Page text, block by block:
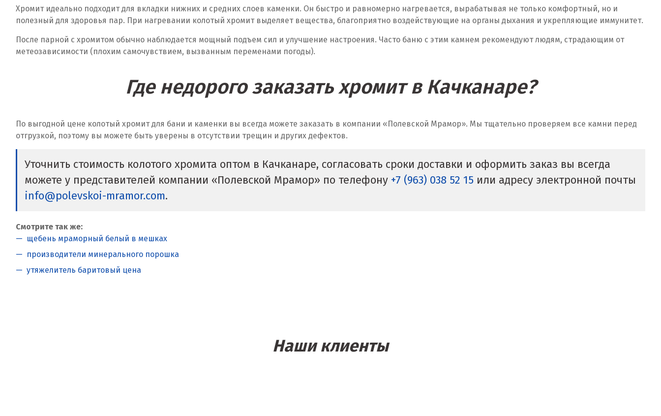
Хромит идеально подходит для вкладки нижних и средних слоев каменки. Он быстро и равномерно нагревается, вырабатывая не только комфортный, но и
полезный для здоровья пар. При нагревании колотый хромит выделяет вещества, благоприятно воздействующие на органы дыхания и укрепляющие иммунитет.
После парной с хромитом обычно наблюдается мощный подъем сил и улучшение настроения. Часто баню с этим камнем рекомендуют людям, страдающим от
метеозависимости (плохим самочувствием, вызванным переменами погоды).
Где недорого заказать хромит в Качканаре?
По выгодной цене колотый хромит для бани и каменки вы всегда можете заказать в компании «Полевской Мрамор». Мы тщательно проверяем все камни перед
отгрузкой, поэтому вы можете быть уверены в отсутствии трещин и других дефектов.
Уточнить стоимость колотого хромита оптом в Качканаре, согласовать сроки доставки и оформить заказ вы всегда
можете у представителей компании «Полевской Мрамор» по телефону +7 (963) 038 52 15 или адресу электронной почты
info@polevskoi-mramor.com.
Смотрите так же:
щебень мраморный белый в мешках
производители минерального порошка
утяжелитель баритовый цена
Наши клиенты